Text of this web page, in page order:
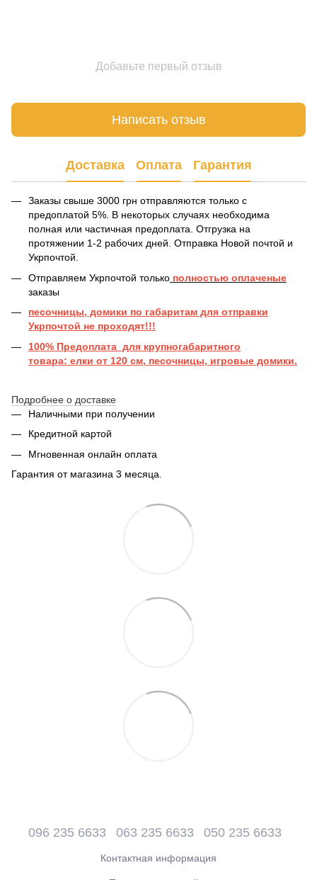
Добавьте первый отзыв
Написать отзыв
Доставка Оплата Гарантия
Заказы свыше 3000 грн отправляются только с
предоплатой 5%. В некоторых случаях необходима
полная или частичная предоплата. Отгрузка на
протяжении 1-2 рабочих дней. Отправка Новой почтой и
Укрпочтой.
Отправляем Укрпочтой только полностью оплаченые
заказы
песочницы, домики по габаритам для отправки
Укрпочтой не проходят!!!
100% Предоплата для крупногабаритного
товара: елки от 120 см, песочницы, игровые домики.
Подробнее о доставке
Наличными при получении
Кредитной картой
Мгновенная онлайн оплата
Гарантия от магазина 3 месяца.
096 235 6633 063 235 6633 050 235 6633
Контактная информация